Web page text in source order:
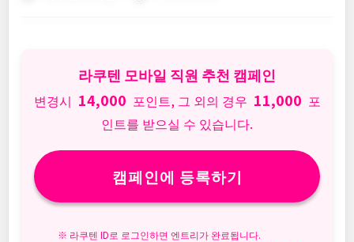
modified:
라쿠텐 모바일 직원 추천 캠페인
변경시 14,000 포인트, 그 외의 경우 11,000 포
인트를 받으실 수 있습니다.
캠페인에 등록하기
※ 라쿠텐 ID로 로그인하면 엔트리가 완료됩니다.